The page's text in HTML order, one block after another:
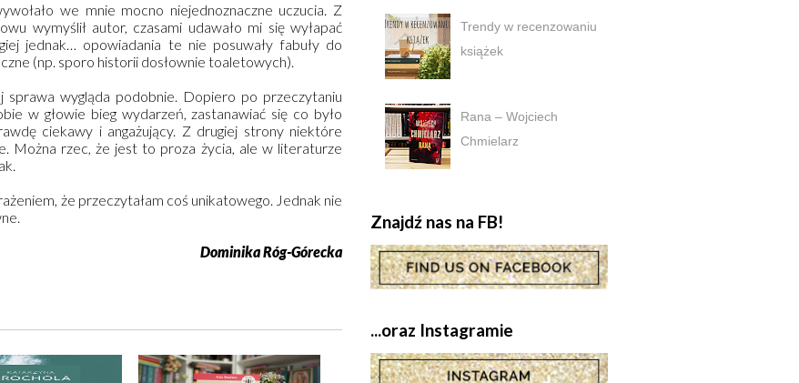
we mnie mocno niejednoznaczne uczucia. Z
wymyślił autor, czasami udawało mi się wyłapać
jednak… opowiadania te nie posuwały fabuły do
(np. sporo historii dosłownie toaletowych).
sprawa wygląda podobnie. Dopiero po przeczytaniu
w głowie bieg wydarzeń, zastanawiać się co było
ciekawy i angażujący. Z drugiej strony niektóre
Można rzec, że jest to proza życia, ale w literaturze
że przeczytałam coś unikatowego. Jednak nie
Dominika Róg-Górecka
Trendy w recenzowaniu
książek
Rana – Wojciech
Chmielarz
Znajdź nas na FB!
...oraz Instagramie